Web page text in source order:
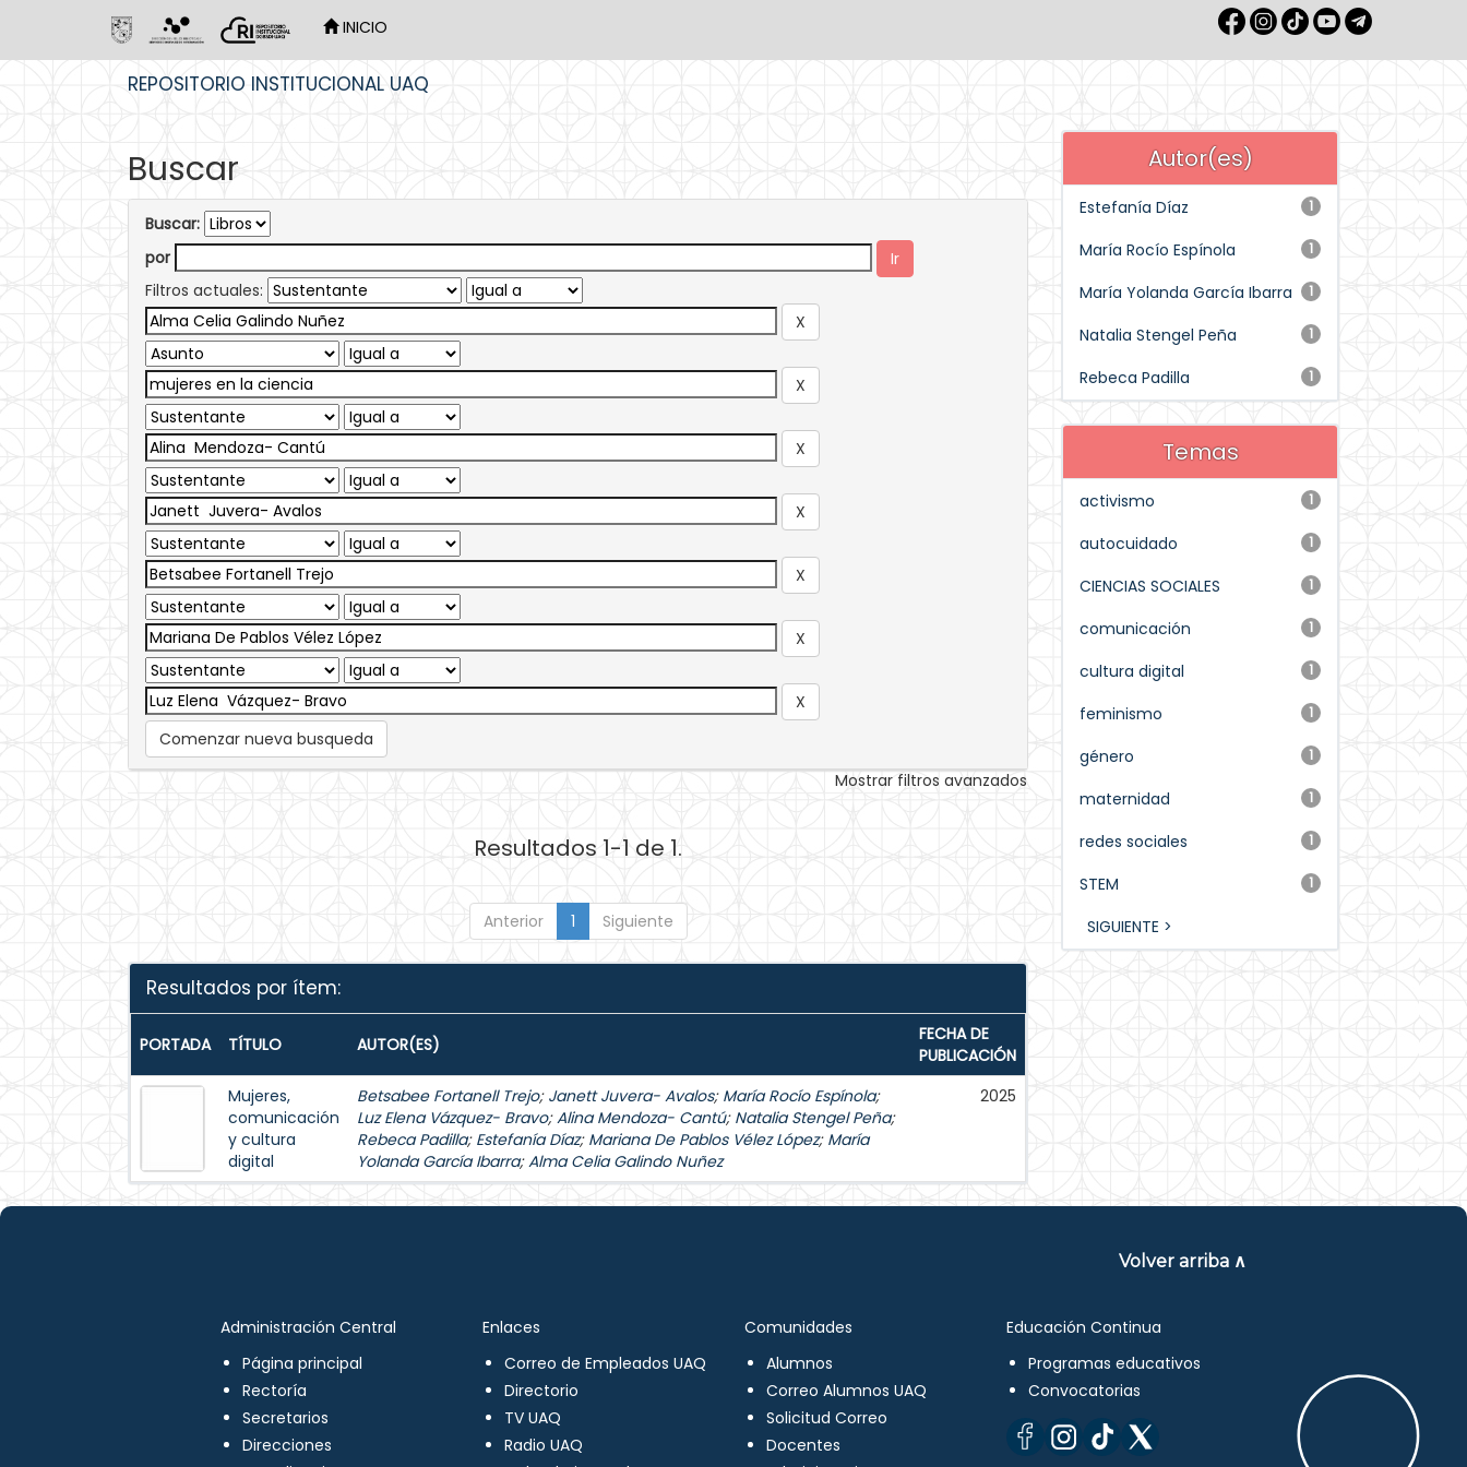
INICIO
REPOSITORIO INSTITUCIONAL UAQ
Buscar
Buscar:
por
Filtros actuales:
Comenzar nueva busqueda
Mostrar filtros avanzados
Resultados 1-1 de 1.
Anterior 1 Siguiente
Resultados por ítem:
PORTADA TÍTULO AUTOR(ES)
FECHA DE
PUBLICACIÓN
Mujeres,
comunicación
y cultura
digital
Betsabee Fortanell Trejo; Janett Juvera- Avalos; María Rocío Espínola;
Luz Elena Vázquez- Bravo;Alina Mendoza- Cantú; Natalia Stengel Peña;
Rebeca Padilla; Estefanía Díaz; Mariana De Pablos Vélez López; María
Yolanda García Ibarra;Alma Celia Galindo Nuñez
2025
Autor(es)
1
Estefanía Díaz
1
María Rocío Espínola
1
María Yolanda García Ibarra
1
Natalia Stengel Peña
1
Rebeca Padilla
Temas
1
activismo
1
autocuidado
1
CIENCIAS SOCIALES
1
comunicación
1
cultura digital
1
feminismo
1
género
1
maternidad
1
redes sociales
1
STEM
SIGUIENTE >
Volver arriba ∧
Administración Central
Página principal
Rectoría
Secretarios
Direcciones
Enlaces
Correo de Empleados UAQ
Directorio
TV UAQ
Radio UAQ
Comunidades
Alumnos
Correo Alumnos UAQ
Solicitud Correo
Docentes
Educación Continua
Programas educativos
Convocatorias